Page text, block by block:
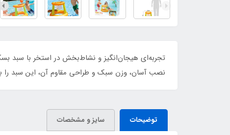
تجربه‌ای هیجان‌انگیز و نشاط‌بخش در استخر با سبد
نصب آسان، وزن سبک و طراحی مقاوم آن، این سبد را
توضیحات سایز و مشخصات